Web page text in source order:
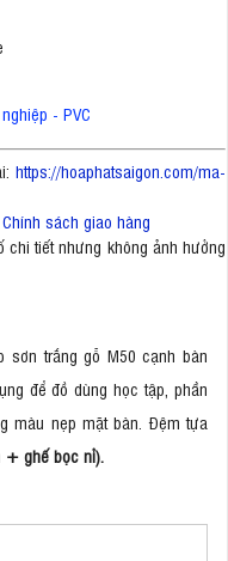
- PVC
https://hoaphatsaigon.com/ma-
Chính sách giao hàng
chi tiết nhưng không ảnh hưởng
sơn trắng gỗ M50 cạnh bàn
để đồ dùng học tập, phần
màu nẹp mặt bàn. Đệm tựa
+ ghế bọc nỉ).